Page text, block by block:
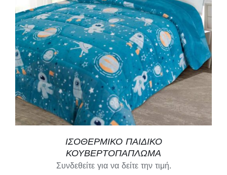
Χαλιά
Hotels
Θάλασσα
Γάμος
ΛΙΑΝΙΚΉ
ΙΣΟΘΕΡΜΙΚΟ ΠΑΙΔΙΚΟ
ΚΟΥΒΕΡΤΟΠΑΠΛΩΜΑ
Συνδεθείτε για να δείτε την τιμή.